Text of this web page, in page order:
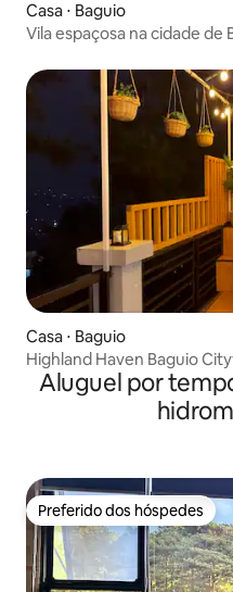
Casa ⋅ Baguio
Vila espaçosa na cidade de
Casa ⋅ Baguio
Highland Haven Baguio
Aluguel por
Preferido dos hóspedes
Preferido dos hóspedes